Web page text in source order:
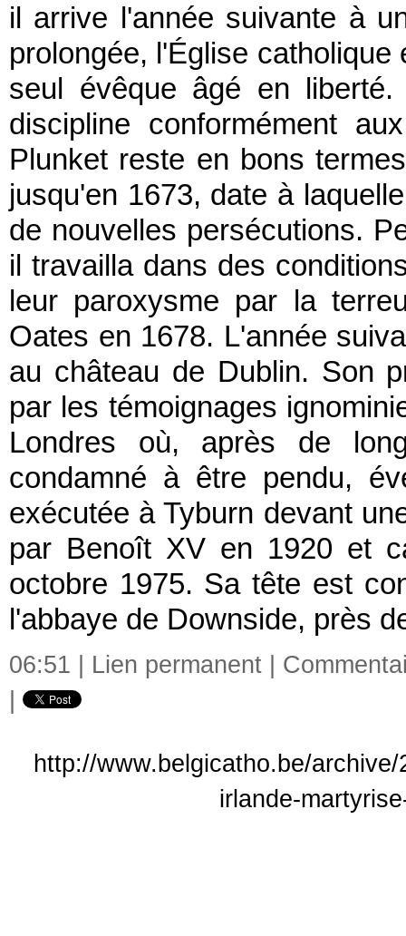
il arrive l'année suivante à
prolongée, l'Église
seul évêque âgé en
discipline conformément
Plunket reste en bons
jusqu'en 1673, date à
de nouvelles persécutions.
il travailla dans des
leur paroxysme par la
Oates en 1678. L'année
au château de Dublin. Son
par les témoignages
Londres où, après de
condamné à être pendu,
exécutée à Tyburn devant
par Benoît XV en 1920 et
octobre 1975. Sa tête est
l'abbaye de Downside, près
06:51 | Lien permanent
http://www.belgicatho.be/
irlande-